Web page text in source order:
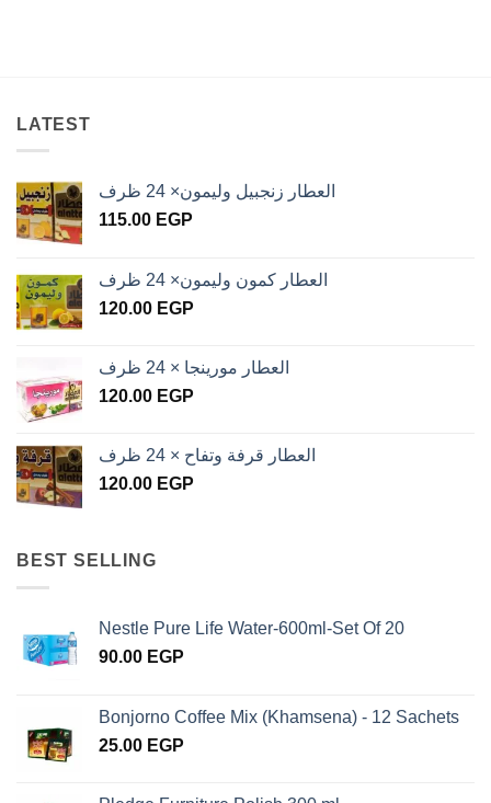
LATEST
العطار زنجبيل وليمون× 24 ظرف
115.00 EGP
العطار كمون وليمون× 24 ظرف
120.00 EGP
العطار مورينجا × 24 ظرف
120.00 EGP
العطار قرفة وتفاح × 24 ظرف
120.00 EGP
BEST SELLING
Nestle Pure Life Water-600ml-Set Of 20
90.00 EGP
Bonjorno Coffee Mix (Khamsena) - 12 Sachets
25.00 EGP